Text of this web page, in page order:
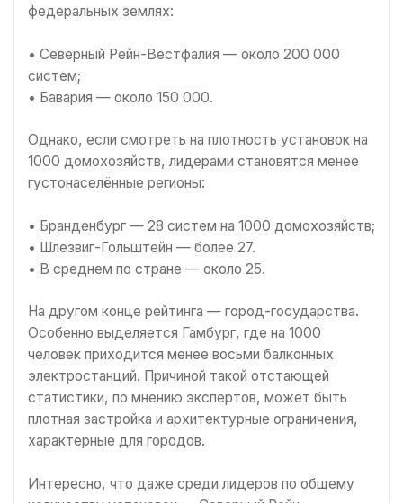
федеральных землях:
• Северный Рейн-Вестфалия — около 200 000
систем;
• Бавария — около 150 000.
Однако, если смотреть на плотность установок на
1000 домохозяйств, лидерами становятся менее
густонаселённые регионы:
• Бранденбург — 28 систем на 1000 домохозяйств;
• Шлезвиг-Гольштейн — более 27.
• В среднем по стране — около 25.
На другом конце рейтинга — город-государства.
Особенно выделяется Гамбург, где на 1000
человек приходится менее восьми балконных
электростанций. Причиной такой отстающей
статистики, по мнению экспертов, может быть
плотная застройка и архитектурные ограничения,
характерные для городов.
Интересно, что даже среди лидеров по общему